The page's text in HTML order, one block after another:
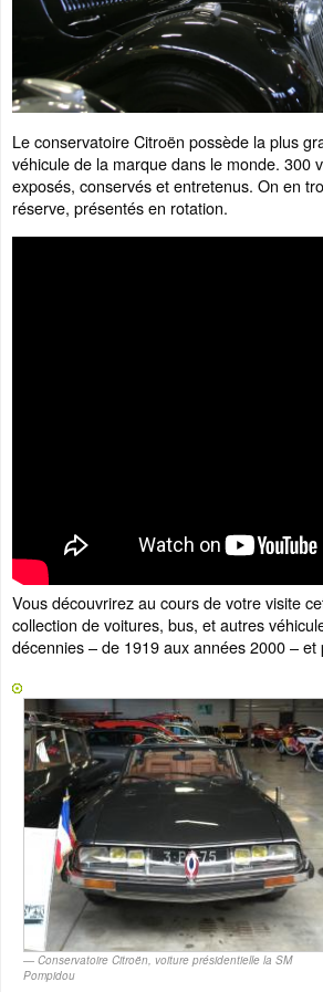
Le conservatoire Citroën possède la plus
véhicule de la marque dans le monde. 300
exposés, conservés et entretenus. On en
réserve, présentés en rotation.
Vous découvrirez au cours de votre visite
collection de voitures, bus, et autres
décennies – de 1919 aux années 2000 – et
Conservatoire Citroën, voiture présidentielle la SM
Pompidou